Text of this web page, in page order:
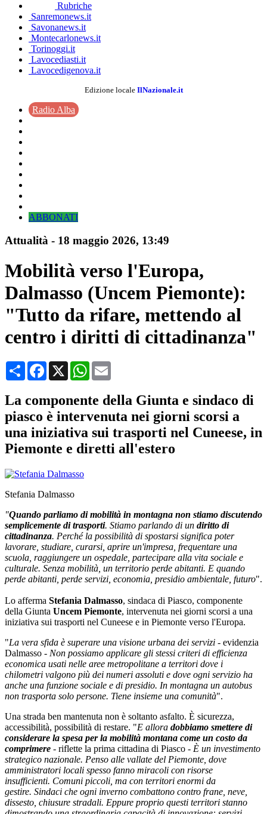
Rubriche
Sanremonews.it
Savonanews.it
Montecarlonews.it
Torinoggi.it
Lavocediasti.it
Lavocedigenova.it
Edizione locale IlNazionale.it
Radio Alba
ABBONATI
Attualità - 18 maggio 2026, 13:49
Mobilità verso l'Europa,
Dalmasso (Uncem Piemonte):
"Tutto da rifare, mettendo al
centro i diritti di cittadinanza"
CondividiFacebook
X WhatsApp
La componente della Giunta e sindaco di
piasco è intervenuta nei giorni scorsi a
una iniziativa sui trasporti nel Cuneese, in
Piemonte e diretti all'estero
Stefania Dalmasso
"Quando parliamo di mobilità in montagna non stiamo discutendo
semplicemente di trasporti. Stiamo parlando di un diritto di
cittadinanza. Perché la possibilità di spostarsi significa poter
lavorare, studiare, curarsi, aprire un'impresa, frequentare una
scuola, raggiungere un ospedale, partecipare alla vita sociale e
culturale. Senza mobilità, un territorio perde abitanti. E quando
perde abitanti, perde servizi, economia, presidio ambientale, futuro".
Lo afferma Stefania Dalmasso, sindaca di Piasco, componente
della Giunta Uncem Piemonte, intervenuta nei giorni scorsi a una
iniziativa sui trasporti nel Cuneese e in Piemonte verso l'Europa.
"La vera sfida è superare una visione urbana dei servizi - evidenzia
Dalmasso - Non possiamo applicare gli stessi criteri di efficienza
economica usati nelle aree metropolitane a territori dove i
chilometri valgono più dei numeri assoluti e dove ogni servizio ha
anche una funzione sociale e di presidio. In montagna un autobus
non trasporta solo persone. Tiene insieme una comunità".
Una strada ben mantenuta non è soltanto asfalto. È sicurezza,
accessibilità, possibilità di restare. "E allora dobbiamo smettere di
considerare la spesa per la mobilità montana come un costo da
comprimere - riflette la prima cittadina di Piasco - È un investimento
strategico nazionale. Penso alle vallate del Piemonte, dove
amministratori locali spesso fanno miracoli con risorse
insufficienti. Comuni piccoli, ma con territori enormi da
gestire. Sindaci che ogni inverno combattono contro frane, neve,
dissesto, chiusure stradali. Eppure proprio questi territori stanno